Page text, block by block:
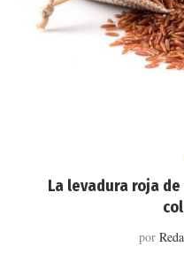
La levadura roja
por